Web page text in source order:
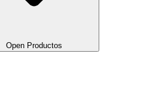
Open Productos